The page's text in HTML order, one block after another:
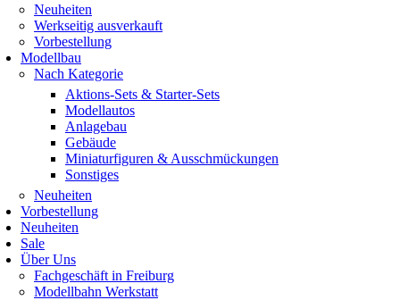
Neuheiten
Werkseitig ausverkauft
Vorbestellung
Modellbau
Nach Kategorie
Aktions-Sets & Starter-Sets
Modellautos
Anlagebau
Gebäude
Miniaturfiguren & Ausschmückungen
Sonstiges
Neuheiten
Vorbestellung
Neuheiten
Sale
Über Uns
Fachgeschäft in Freiburg
Modellbahn Werkstatt